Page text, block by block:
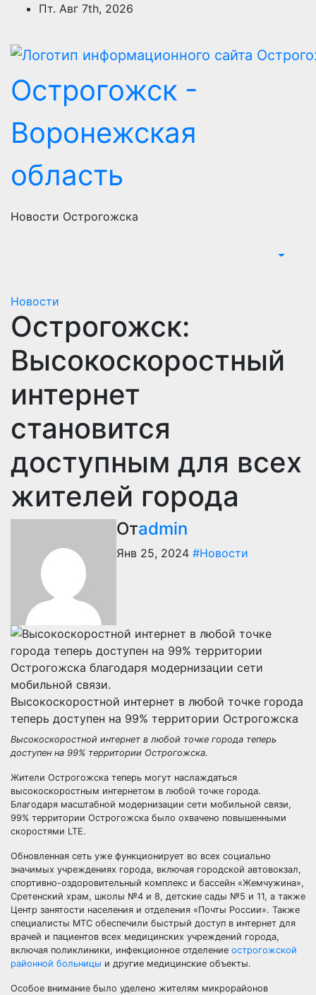
Перейти
содержимому
Пт. Авг 7th, 2026
Острогожск -
Воронежская
область
Новости Острогожска
Новости
Острогожск:
Высокоскоростный
интернет
становится
доступным для всех
жителей города
Отadmin
Янв 25, 2024 #Новости
Высокоскоростной интернет в любой точке города
теперь доступен на 99% территории Острогожска
Высокоскоростной интернет в любой точке города теперь
доступен на 99% территории Острогожска.
Жители Острогожска теперь могут наслаждаться
высокоскоростным интернетом в любой точке города.
Благодаря масштабной модернизации сети мобильной связи,
99% территории Острогожска было охвачено повышенными
скоростями LTE.
Обновленная сеть уже функционирует во всех социально
значимых учреждениях города, включая городской автовокзал,
спортивно-оздоровительный комплекс и бассейн «Жемчужина»,
Сретенский храм, школы №4 и 8, детские сады №5 и 11, а также
Центр занятости населения и отделения «Почты России». Также
специалисты МТС обеспечили быстрый доступ в интернет для
врачей и пациентов всех медицинских учреждений города,
включая поликлиники, инфекционное отделение острогожской
районной больницы и другие медицинские объекты.
Особое внимание было уделено жителям микрорайонов